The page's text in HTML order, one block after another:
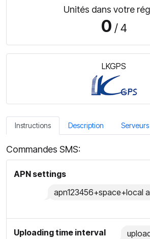
Unités dans votre
0 / 4
LKGPS
Instructions Description Serveurs
Commandes SMS:
APN settings
apn123456+space+local
Uploading time interval